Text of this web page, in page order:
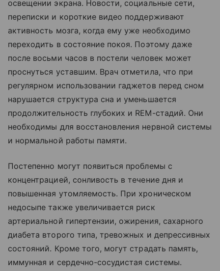
освещении экрана. Новости, социальные сети,
переписки и короткие видео поддерживают
активность мозга, когда ему уже необходимо
переходить в состояние покоя. Поэтому даже
после восьми часов в постели человек может
проснуться уставшим. Врач отметила, что при
регулярном использовании гаджетов перед сном
нарушается структура сна и уменьшается
продолжительность глубоких и REM-стадий. Они
необходимы для восстановления нервной системы
и нормальной работы памяти.
Постепенно могут появиться проблемы с
концентрацией, сонливость в течение дня и
повышенная утомляемость. При хроническом
недосыпе также увеличивается риск
артериальной гипертензии, ожирения, сахарного
диабета второго типа, тревожных и депрессивных
состояний. Кроме того, могут страдать память,
иммунная и сердечно-сосудистая системы.